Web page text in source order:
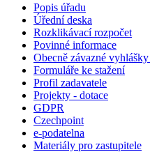
Popis úřadu
Úřední deska
Rozklikávací rozpočet
Povinné informace
Obecně závazné
Formuláře ke stažení
Profil zadavatele
Projekty - dotace
GDPR
Czechpoint
e-podatelna
Materiály pro zastupitele